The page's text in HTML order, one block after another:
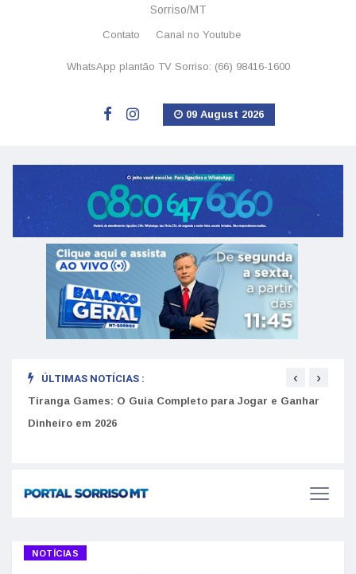
Sorriso/MT
Contato Canal no Youtube
WhatsApp plantão TV Sorriso: (66) 98416-1600
09 August 2026
ÚLTIMAS NOTÍCIAS :
Tiranga Games: O Guia Completo para Jogar e Ganhar
Dinheiro em 2026
‹ ›
NOTÍCIAS